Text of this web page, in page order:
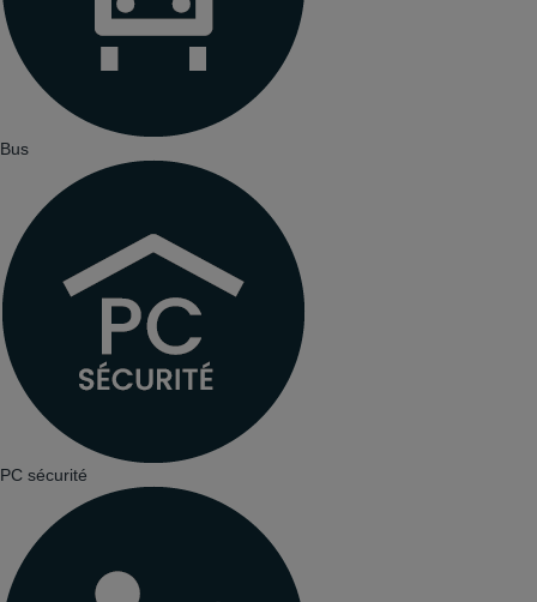
Bus
PC sécurité